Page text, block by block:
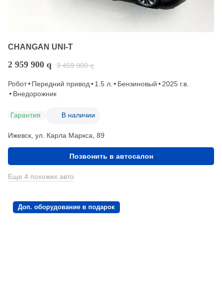
CHANGAN UNI-T
2 959 900 q 3 459 900 q
Робот Передний привод 1.5 л. Бензиновый
2025 г.в.
Внедорожник
Гарантия В наличии
Ижевск, ул. Карла Маркса, 89
Позвонить в автосалон
Еще 4 похожих авто
Доп. оборудование в подарок